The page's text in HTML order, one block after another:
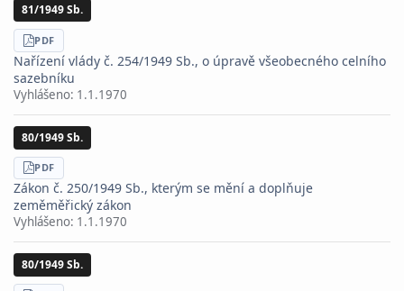
81/1949 Sb.
STÁHNOUT
PDF
Nařízení vlády č. 254/1949 Sb., o úpravě všeobecného celního
sazebníku
Vyhlášeno: 1.1.1970
80/1949 Sb.
STÁHNOUT
PDF
Zákon č. 250/1949 Sb., kterým se mění a doplňuje
zeměměřický zákon
Vyhlášeno: 1.1.1970
80/1949 Sb.